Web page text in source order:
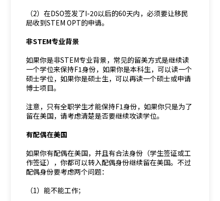
（2）在DSO签发了I-20以后的60天内，必须要让移民
局收到STEM OPT的申请。
非STEM专业背景
如果你是非STEM专业背景，常见的留美方式是继续读
一个学位来保持F1身份，如果你是本科生，可以读一个
硕士学位，如果你是硕士生，可以再读一个硕士或申请
博士项目。
注意，只有全职学生才能保持F1身份，如果你只是为了
留在美国，请考虑清楚是否要继续攻读学位。
有配偶在美国
如果你有配偶在美国，并且有合法身份（学生签证或工
作签证），你都可以转入配偶身份继续留在美国。不过
配偶身份要考虑两个问题：
（1）能不能工作；